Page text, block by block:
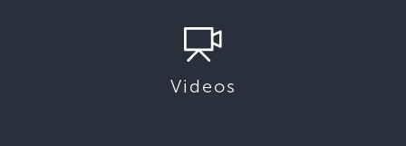
Videos